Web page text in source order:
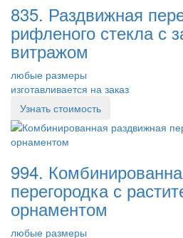
835. Раздвижная
рифленого стекла с
витражом
любые размеры
изготавливается на заказ
Узнать стоимость
994.
перегородка с
орнаментом
любые размеры